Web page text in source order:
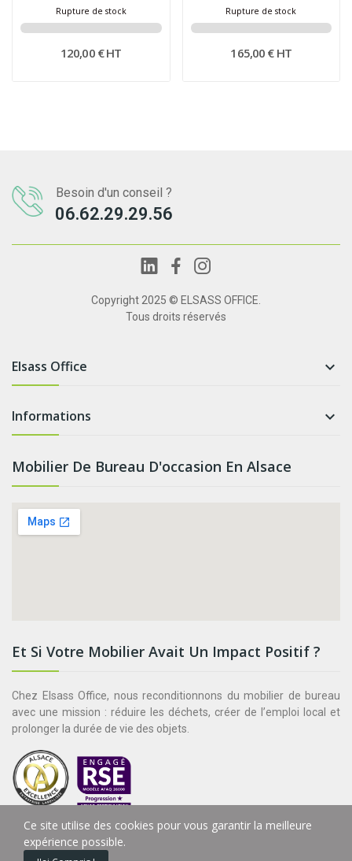
Rupture de stock
120,00 € HT
Rupture de stock
165,00 € HT
Besoin d'un conseil ?
06.62.29.29.56
Copyright 2025 © ELSASS OFFICE.
Tous droits réservés
Elsass Office 
Informations 
Mobilier De Bureau D'occasion En Alsace
Et Si Votre Mobilier Avait Un Impact Positif ?
Chez Elsass Office, nous reconditionnons du mobilier de bureau
avec une mission : réduire les déchets, créer de l’emploi local et
prolonger la durée de vie des objets.
Ce site utilise des cookies pour vous garantir la meilleure
expérience possible.